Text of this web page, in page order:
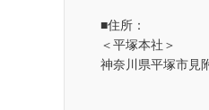
■住所：
＜平塚本社＞
神奈川県平塚市見